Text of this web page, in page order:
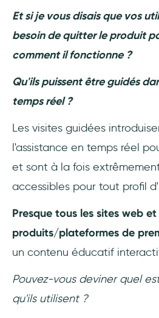
Et si je vous disais que vos
besoin de quitter le produit
comment il fonctionne ?
Qu'ils puissent être guidés
temps réel ?
Les visites guidées
l'assistance en temps réel
et sont à la fois
accessibles pour tout profil
Presque tous les sites web et
produits/plateformes de
un contenu éducatif
Pouvez-vous deviner quel
qu'ils utilisent ?